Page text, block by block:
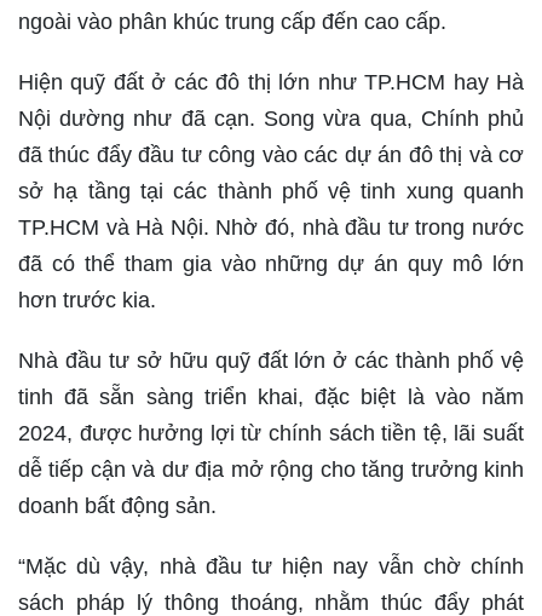
ngoài vào phân khúc trung cấp đến cao cấp.
Hiện quỹ đất ở các đô thị lớn như TP.HCM hay Hà
Nội dường như đã cạn. Song vừa qua, Chính phủ
đã thúc đẩy đầu tư công vào các dự án đô thị và cơ
sở hạ tầng tại các thành phố vệ tinh xung quanh
TP.HCM và Hà Nội. Nhờ đó, nhà đầu tư trong nước
đã có thể tham gia vào những dự án quy mô lớn
hơn trước kia.
Nhà đầu tư sở hữu quỹ đất lớn ở các thành phố vệ
tinh đã sẵn sàng triển khai, đặc biệt là vào năm
2024, được hưởng lợi từ chính sách tiền tệ, lãi suất
dễ tiếp cận và dư địa mở rộng cho tăng trưởng kinh
doanh bất động sản.
“Mặc dù vậy, nhà đầu tư hiện nay vẫn chờ chính
sách pháp lý thông thoáng, nhằm thúc đẩy phát